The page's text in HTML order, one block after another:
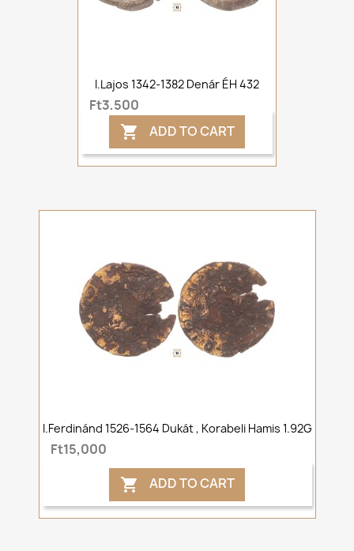
I.Lajos 1342-1382 Denár ÉH 432
Ft3,500
 ADD TO CART
I.Ferdinánd 1526-1564 Dukát , Korabeli Hamis 1.92G
Ft15,000
 ADD TO CART